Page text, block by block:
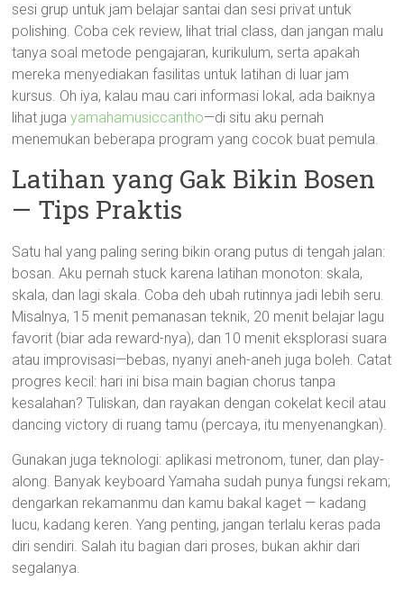
sesi grup untuk jam belajar santai dan sesi privat untuk
polishing. Coba cek review, lihat trial class, dan jangan malu
tanya soal metode pengajaran, kurikulum, serta apakah
mereka menyediakan fasilitas untuk latihan di luar jam
kursus. Oh iya, kalau mau cari informasi lokal, ada baiknya
lihat jugayamahamusiccantho—di situ aku pernah
menemukan beberapa program yang cocok buat pemula.
Latihan yang Gak Bikin Bosen
— Tips Praktis
Satu hal yang paling sering bikin orang putus di tengah jalan:
bosan. Aku pernah stuck karena latihan monoton: skala,
skala, dan lagi skala. Coba deh ubah rutinnya jadi lebih seru.
Misalnya, 15 menit pemanasan teknik, 20 menit belajar lagu
favorit (biar ada reward-nya), dan 10 menit eksplorasi suara
atau improvisasi—bebas, nyanyi aneh-aneh juga boleh. Catat
progres kecil: hari ini bisa main bagian chorus tanpa
kesalahan? Tuliskan, dan rayakan dengan cokelat kecil atau
dancing victory di ruang tamu (percaya, itu menyenangkan).
Gunakan juga teknologi: aplikasi metronom, tuner, dan play-
along. Banyak keyboard Yamaha sudah punya fungsi rekam;
dengarkan rekamanmu dan kamu bakal kaget — kadang
lucu, kadang keren. Yang penting, jangan terlalu keras pada
diri sendiri. Salah itu bagian dari proses, bukan akhir dari
segalanya.